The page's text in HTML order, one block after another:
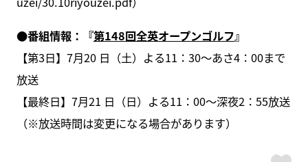
●番組情報：『第148回全英オープンゴルフ』
【第3日】7月20 日（土）よる11：30～あさ4：00まで
放送
【最終日】7月21 日（日）よる11：00～深夜2：55放送
（※放送時間は変更になる場合があります）